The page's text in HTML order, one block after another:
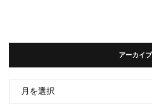
アーカイブ